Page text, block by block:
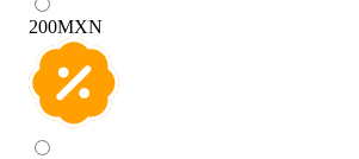
200MXN